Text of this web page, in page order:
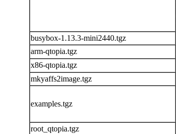
busybox-1.13.3-mini2440.tgz
arm-qtopia.tgz
x86-qtopia.tgz
mkyaffs2image.tgz
examples.tgz
root_qtopia.tgz